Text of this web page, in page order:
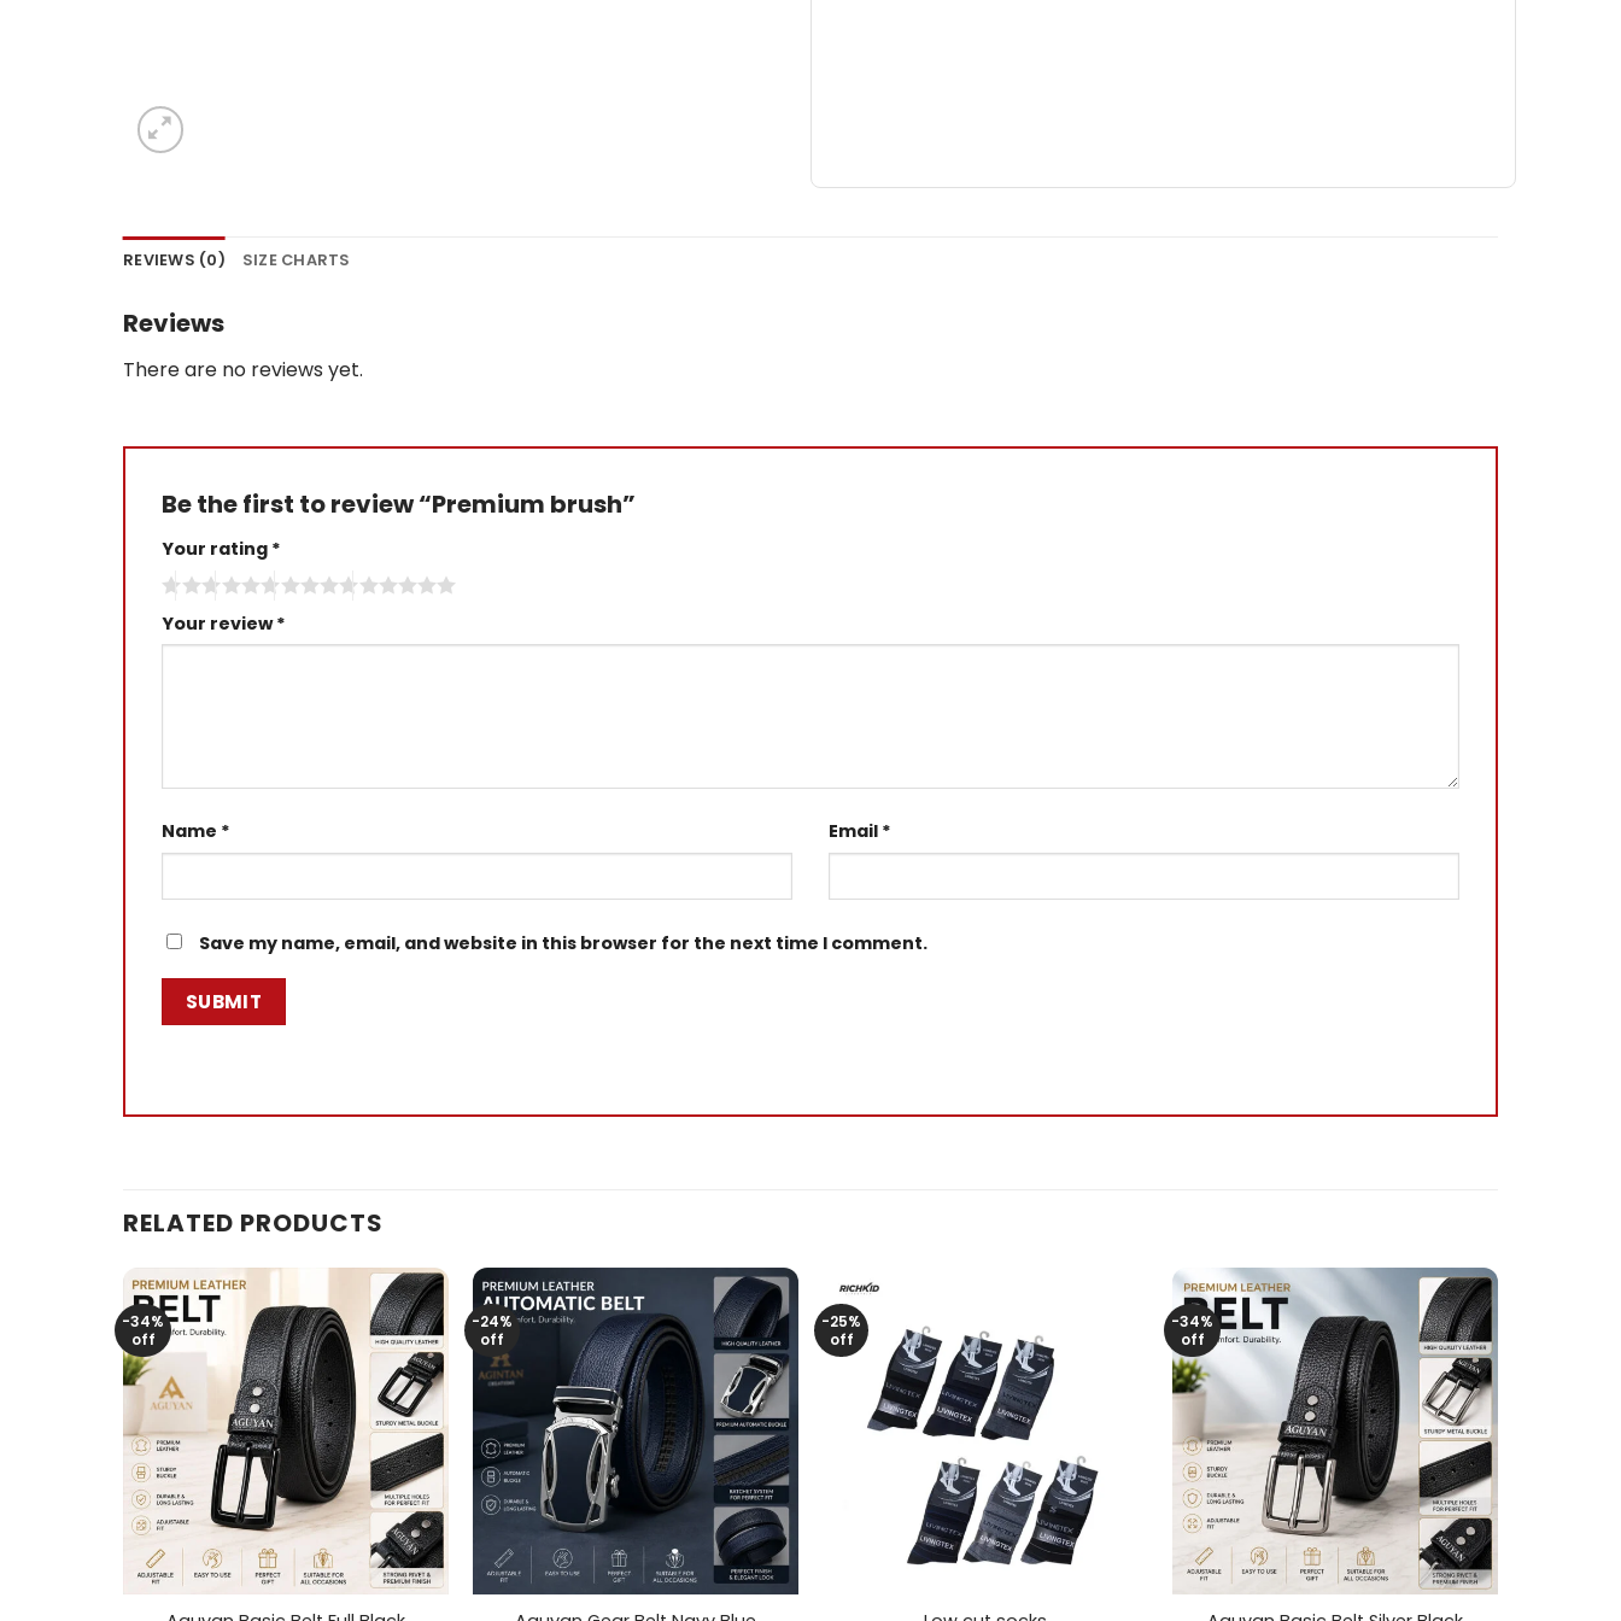
REVIEWS (0) SIZE CHARTS
Reviews
There are no reviews yet.
Be the first to review “Premium brush”
Your rating *
Your review*
Name * Email *
Save my name, email, and website in this browser for the next time I comment.
RELATED PRODUCTS
-34%
off
+
-24%
off
+
-25%
off
-34%
off
+